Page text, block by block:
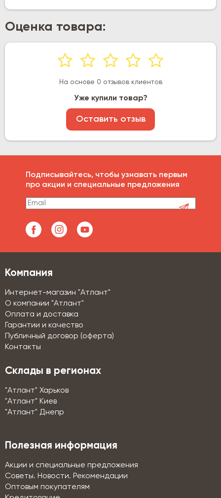
Оценка товара:
На основе 0 отзывов клиентов
Уже купили товар?
Оставить отзыв
Подписывайтесь, чтобы узнавать первым
про акции и специальные предложения
Компания
Интернет-магазин "Атлант"
О компании "Атлант"
Оплата и доставка
Гарантии и качество
Публичный договор (оферта)
Контакты
Склады в регионах
"Атлант" Харьков
"Атлант" Киев
"Атлант" Днепр
Полезная информация
Акции и специальные предложения
Советы. Новости. Рекомендации
Оптовым покупателям